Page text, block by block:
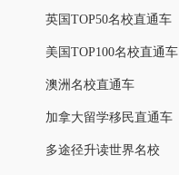
英国TOP50名校直通车
美国TOP100名校直通车
澳洲名校直通车
加拿大留学移民直通车
多途径升读世界名校